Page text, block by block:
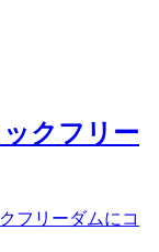
クフリー
フリーダムに コ